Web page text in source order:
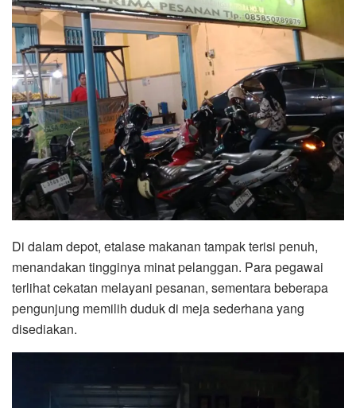
Di dalam depot, etalase makanan tampak terisi penuh,
menandakan tingginya minat pelanggan. Para pegawai
terlihat cekatan melayani pesanan, sementara beberapa
pengunjung memilih duduk di meja sederhana yang
disediakan.